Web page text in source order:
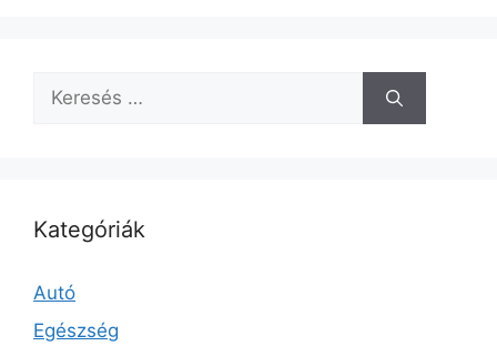
Keresés:
Kategóriák
Autó
Egészség